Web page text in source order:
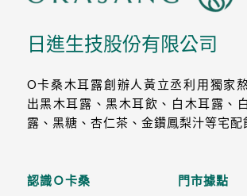
日進生技股份有限公司
O卡桑木耳露創辦人黃立丞利用獨家
出黑木耳露、黑木耳飲、白木耳露、
露、黑糖、杏仁茶、金鑽鳳梨汁等宅配
認識Ｏ卡桑
門市據點